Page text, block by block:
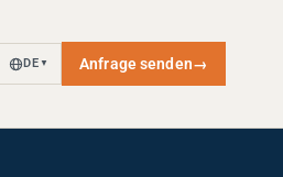
DE ▼ Anfrage senden→